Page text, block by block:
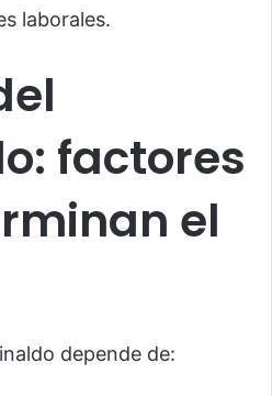
laborales.
factores
el
depende de: